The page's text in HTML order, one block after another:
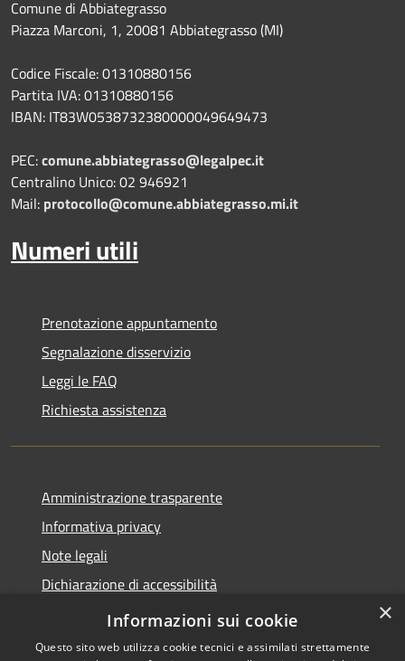
Comune di Abbiategrasso
Piazza Marconi, 1, 20081 Abbiategrasso (MI)
Codice Fiscale: 01310880156
Partita IVA: 01310880156
IBAN: IT83W0538732380000049649473
PEC:comune.abbiategrasso@legalpec.it
Centralino Unico: 02 946921
Mail: protocollo@comune.abbiategrasso.mi.it
Numeri utili
Prenotazione appuntamento
Segnalazione disservizio
Leggi le FAQ
Richiesta assistenza
Amministrazione trasparente
Informativa privacy
Note legali
Dichiarazione di accessibilità
Whistleblowing
×
Informazioni sui cookie
Questo sito web utilizza cookie tecnici e assimilati strettamente